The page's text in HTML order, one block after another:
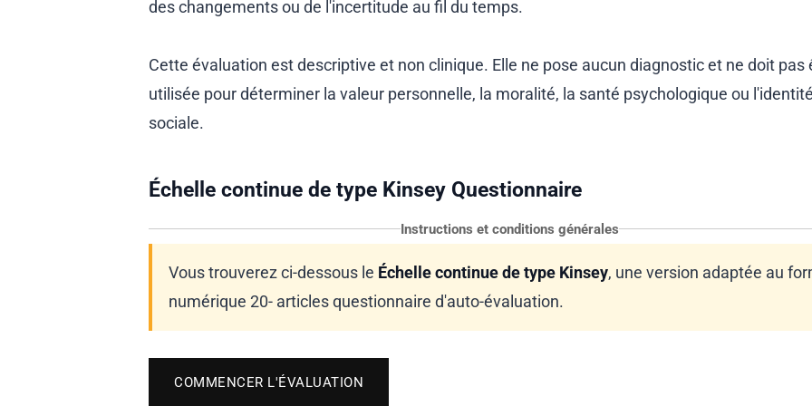
des changements ou de l'incertitude au fil du temps.
Cette évaluation est descriptive et non clinique. Elle ne pose aucun diagnostic et ne doit pas
utilisée pour déterminer la valeur personnelle, la moralité, la santé psychologique ou l'identité
sociale.
Échelle continue de type Kinsey Questionnaire
Instructions et conditions générales
Vous trouverez ci-dessous le Échelle continue de type Kinsey, une version adaptée au
numérique 20- articles questionnaire d'auto-évaluation.
COMMENCER L'ÉVALUATION